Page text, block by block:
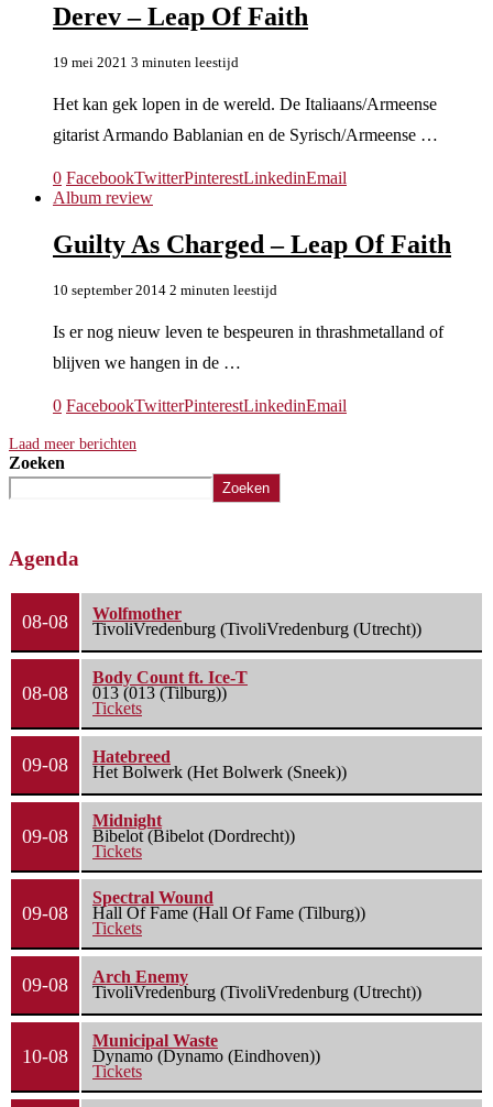
Derev – Leap Of Faith
19 mei 2021 3 minuten leestijd
Het kan gek lopen in de wereld. De Italiaans/Armeense
gitarist Armando Bablanian en de Syrisch/Armeense …
0 FacebookTwitterPinterestLinkedinEmail
Album review
Guilty As Charged – Leap Of Faith
10 september 2014 2 minuten leestijd
Is er nog nieuw leven te bespeuren in thrashmetalland of
blijven we hangen in de …
0 FacebookTwitterPinterestLinkedinEmail
Laad meer berichten
Zoeken
Zoeken
Agenda
08-08
Wolfmother
TivoliVredenburg (TivoliVredenburg (Utrecht))
08-08
Body Count ft. Ice-T
013 (013 (Tilburg))
Tickets
09-08
Hatebreed
Het Bolwerk (Het Bolwerk (Sneek))
09-08
Midnight
Bibelot (Bibelot (Dordrecht))
Tickets
09-08
Spectral Wound
Hall Of Fame (Hall Of Fame (Tilburg))
Tickets
09-08
Arch Enemy
TivoliVredenburg (TivoliVredenburg (Utrecht))
10-08
Municipal Waste
Dynamo (Dynamo (Eindhoven))
Tickets